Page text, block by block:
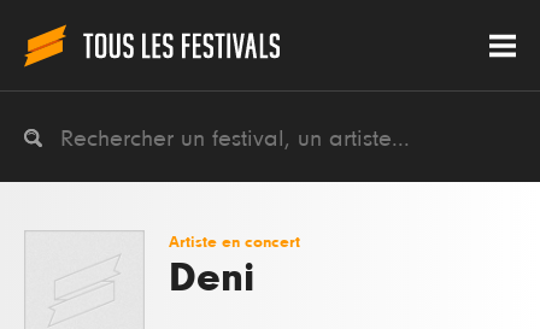
Artiste en concert
Deni